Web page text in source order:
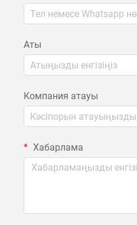
Аты
Компания атауы
Хабарлама